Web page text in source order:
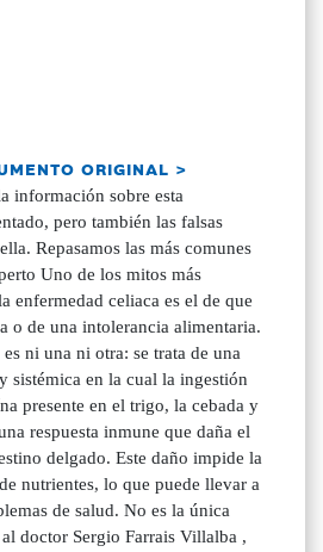
ORIGINAL >
información sobre esta
pero también las falsas
Repasamos las más comunes
Uno de los mitos más
enfermedad celiaca es el de que
o de una intolerancia alimentaria.
ni una ni otra: se trata de una
sistémica en la cual la ingestión
presente en el trigo, la cebada y
respuesta inmune que daña el
delgado. Este daño impide la
nutrientes, lo que puede llevar a
de salud. No es la única
doctor Sergio Farrais Villalba ,